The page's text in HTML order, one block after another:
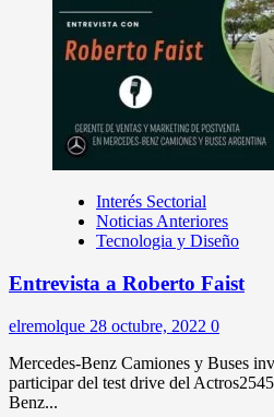
Interés Sectorial
Noticias Anteriores
Tecnologia y Diseño
Entrevista a Roberto Faist
elremolque 28 octubre, 2022 0
Mercedes-Benz Camiones y Buses
participar del test drive del
Benz...